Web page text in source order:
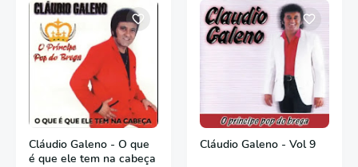
Cláudio Galeno - O que
é que ele tem na cabeça
Cláudio Galeno - Vol 9